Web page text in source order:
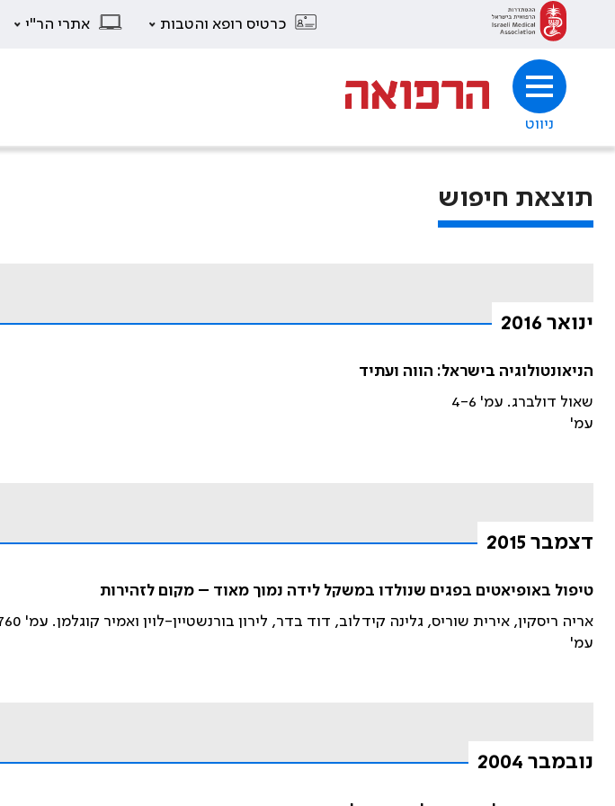
כרטיס רופא והטבות אתרי הר"י
ניווט
תוצאת חיפוש
ינואר 2016
הניאונטולוגיה בישראל: הווה ועתיד
שאול דולברג. עמ' 4-6
עמ'
דצמבר 2015
טיפול באופיאטים בפגים שנולדו במשקל לידה נמוך מאוד – מקום לזהירות
אריה ריסקין, אירית שוריס, גלינה קידלוב, דוד בדר, לירון בורנשטיין-לוין ואמיר קוגלמן. עמ' 757-760
עמ'
נובמבר 2004